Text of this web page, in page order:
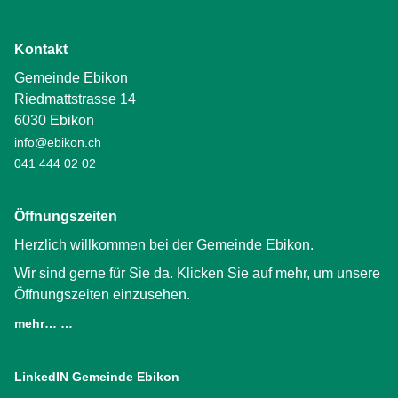
Kontakt
Gemeinde Ebikon
Riedmattstrasse 14
6030 Ebikon
info@ebikon.ch
041 444 02 02
Öffnungszeiten
Herzlich willkommen bei der Gemeinde Ebikon.
Wir sind gerne für Sie da. Klicken Sie auf mehr, um unsere
Öffnungszeiten einzusehen.
mehr… …
LinkedIN Gemeinde Ebikon